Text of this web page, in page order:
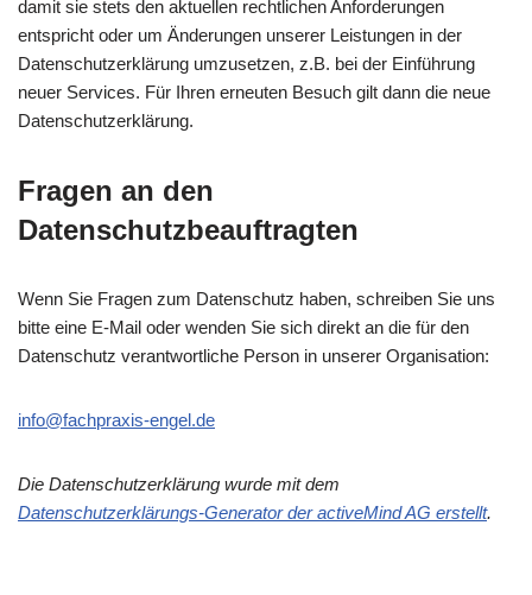
damit sie stets den aktuellen rechtlichen Anforderungen
entspricht oder um Änderungen unserer Leistungen in der
Datenschutzerklärung umzusetzen, z.B. bei der Einführung
neuer Services. Für Ihren erneuten Besuch gilt dann die neue
Datenschutzerklärung.
Fragen an den
Datenschutzbeauftragten
Wenn Sie Fragen zum Datenschutz haben, schreiben Sie uns
bitte eine E-Mail oder wenden Sie sich direkt an die für den
Datenschutz verantwortliche Person in unserer Organisation:
info@fachpraxis-engel.de
Die Datenschutzerklärung wurde mit dem
Datenschutzerklärungs-Generator der activeMind AG erstellt.